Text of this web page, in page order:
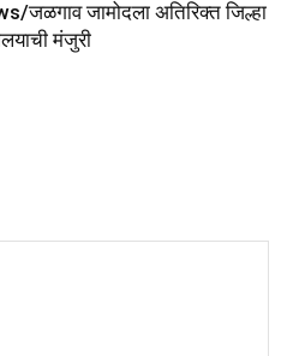
जळगाव जामोदला अतिरिक्त जिल्हा
मंजुरी